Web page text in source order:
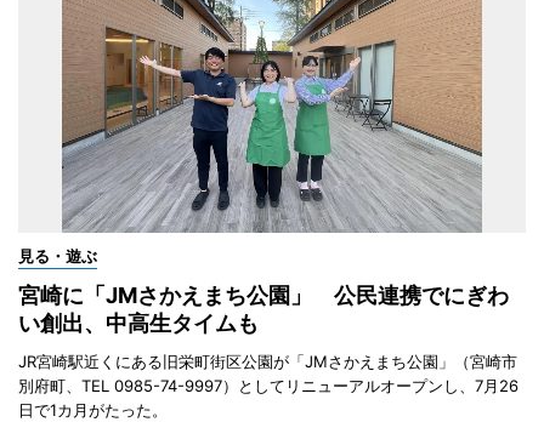
見る・遊ぶ
宮崎に「JMさかえまち公園」 公民連携でにぎわ
い創出、中高生タイムも
JR宮崎駅近くにある旧栄町街区公園が「JMさかえまち公園」（宮崎市
別府町、TEL 0985-74-9997）としてリニューアルオープンし、7月26
日で1カ月がたった。